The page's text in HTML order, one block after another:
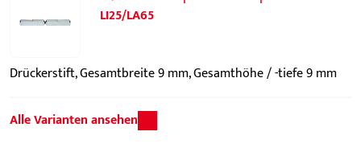
LI25/LA65
Drückerstift, Gesamtbreite 9 mm, Gesamthöhe / -tiefe 9 mm
Alle Varianten ansehen